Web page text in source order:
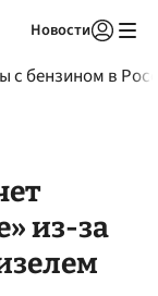
Новости
с бензином в
из-за